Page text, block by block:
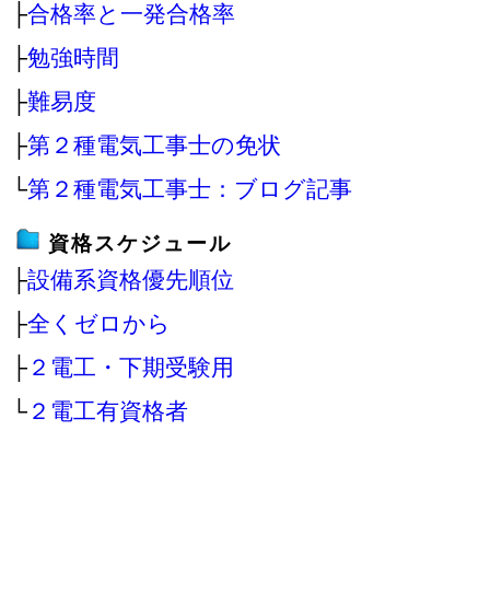
├合格率と一発合格率
├勉強時間
├難易度
├第２種電気工事士の免状
└第２種電気工事士：ブログ記事
資格スケジュール
├設備系資格優先順位
├全くゼロから
├ ２電工・下期受験用
└ ２電工有資格者